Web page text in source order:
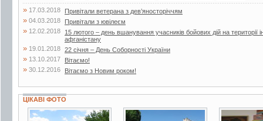
» 17.03.2018 Привітали ветерана з дев’яносторіччям
» 04.03.2018 Привітали з ювілеєм
» 12.02.2018
15 лютого – день вшанування учасників бойових дій на території
афганістану
» 19.01.2018 22 січня – День Соборності України
» 13.10.2017 Вітаємо!
» 30.12.2016 Вітаємо з Новим роком!
ЦІКАВІ ФОТО
15 фото 4 фото 3 фото